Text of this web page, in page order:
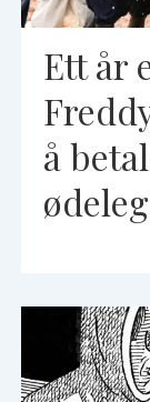
Ett år
å